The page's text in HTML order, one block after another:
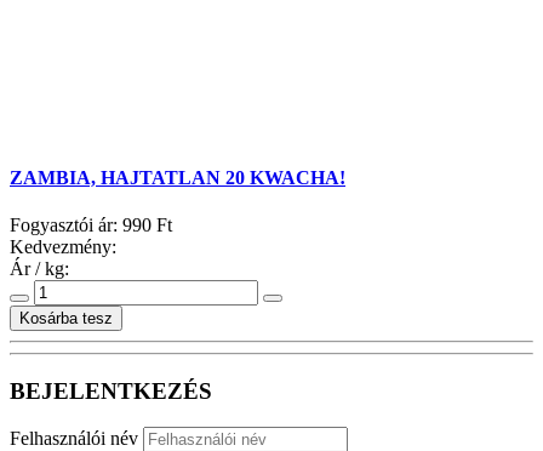
ZAMBIA, HAJTATLAN 20 KWACHA!
Fogyasztói ár: 990 Ft
Kedvezmény:
Ár / kg:
BEJELENTKEZÉS
Felhasználói név